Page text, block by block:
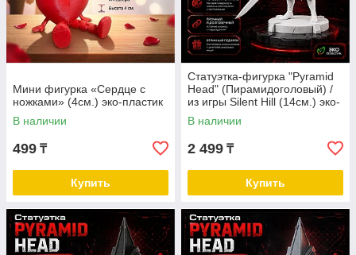
Мини фигурка «Сердце с
ножками» (4см.) эко-пластик
В наличии
499 ₸
Купить
Статуэтка-фигурка "Pyramid
Head" (Пирамидоголовый) /
из игры Silent Hill (14см.) эко-
пластик
В наличии
2 499 ₸
Купить